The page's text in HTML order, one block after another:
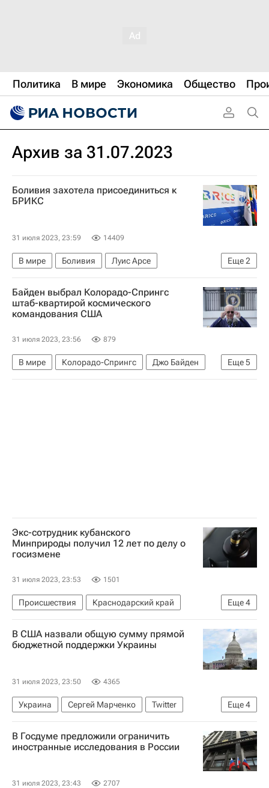
Политика В мире Экономика Общество
Архив за 31.07.2023
Боливия захотела присоединиться к
БРИКС
31 июля 2023, 23:59 14409
Еще2
В мире Боливия
Луис Арсе
Мзувукиле Макетука (посол ЮАР в РФ и Белоруссии)
БРИКС
Байден выбрал Колорадо-Спрингс
штаб-квартирой космического
командования США
31 июля 2023, 23:56 879
Еще5
В мире Колорадо-Спрингс
Джо Байден
Министерство обороны США
Ллойд Остин
Экс-сотрудник кубанского
Минприроды получил 12 лет по делу о
госизмене
31 июля 2023, 23:53 1501
Еще4
Происшествия
Краснодарский край
Россия
Краснодар
Министерство природных ресурсов и экологии РФ (Минприроды России)
В США назвали общую сумму прямой
бюджетной поддержки Украины
31 июля 2023, 23:50 4365
Еще4
Украина Сергей Марченко
Twitter
Всемирный банк
США
Киев
Верховная Рада Украины
В Госдуме предложили ограничить
иностранные исследования в России
31 июля 2023, 23:43 2707